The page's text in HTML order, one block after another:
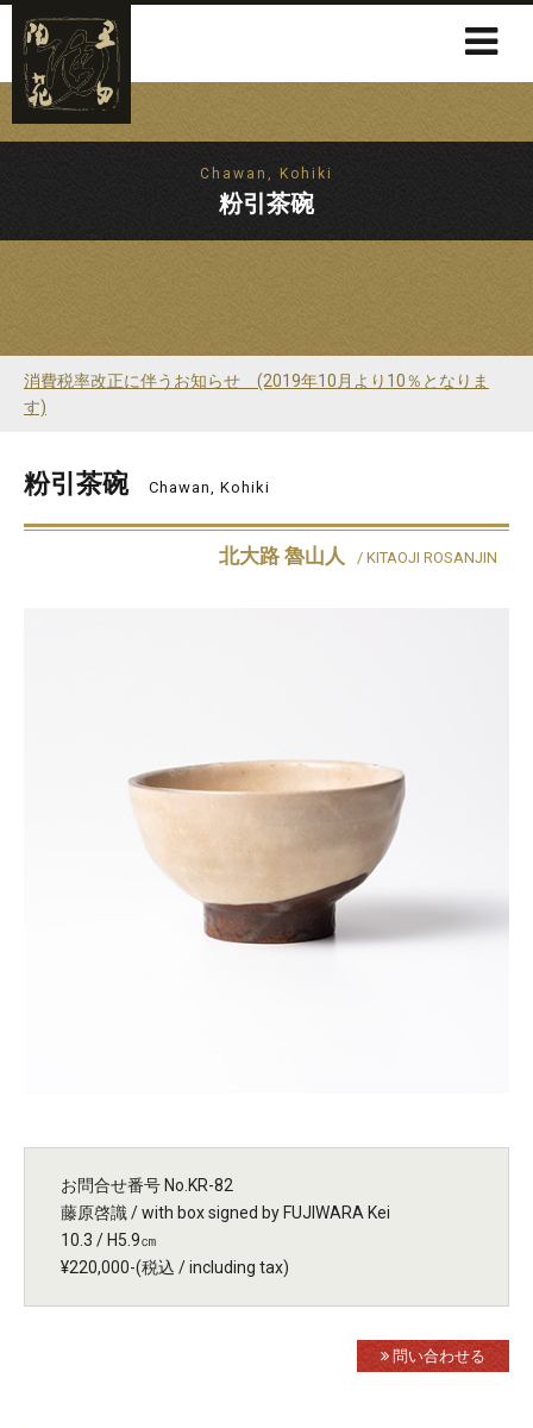
Chawan, Kohiki
粉引茶碗
消費税率改正に伴うお知らせ (2019年10月より10％となりま
す)
粉引茶碗 Chawan, Kohiki
北大路 魯山人 / KITAOJI ROSANJIN
お問合せ番号 No.KR-82
藤原啓識 / with box signed by FUJIWARA Kei
10.3 / H5.9㎝
¥220,000-(税込 / including tax)
問い合わせる